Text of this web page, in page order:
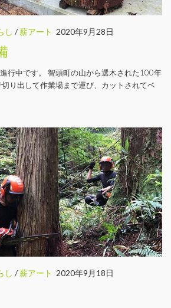
し /薪アート 2020年9月28日
行中です。 智頭町の山から選木された100年
り出して作業場まで運び、カットされてベ
し /薪アート 2020年9月18日